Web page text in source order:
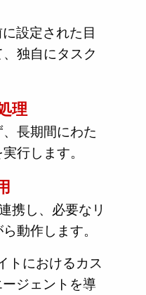
設定された目
独自にタスク
理
長期間にわた
行します。
携し、必要なリ
動作します。
トにおけるカス
ジェントを導